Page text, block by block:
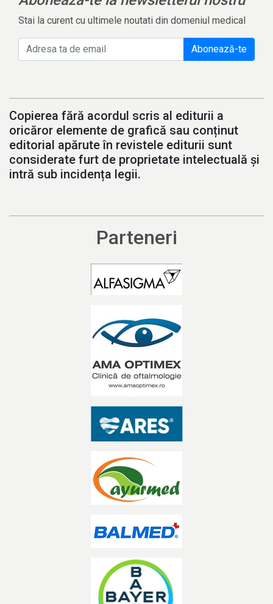
Stai la curent cu ultimele noutati din domeniul medical
Abonează-te
Copierea fără acordul scris al editurii a
oricăror elemente de grafică sau conținut
editorial apărute în revistele editurii sunt
considerate furt de proprietate intelectuală și
intră sub incidența legii.
Parteneri